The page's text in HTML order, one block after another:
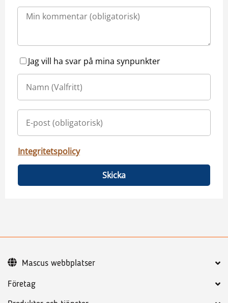
Jag vill ha svar på mina synpunkter
Integritetspolicy
Skicka
Företag
Mascus webbplatser